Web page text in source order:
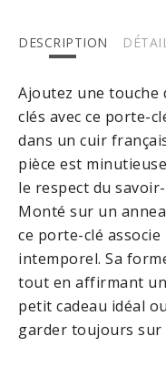
DESCRIPTION
Ajoutez une touche
clés avec ce porte-
dans un cuir
pièce est
le respect du
Monté sur un
ce porte-clé
intemporel. Sa
tout en affirmant
petit cadeau idéal
garder toujours sur